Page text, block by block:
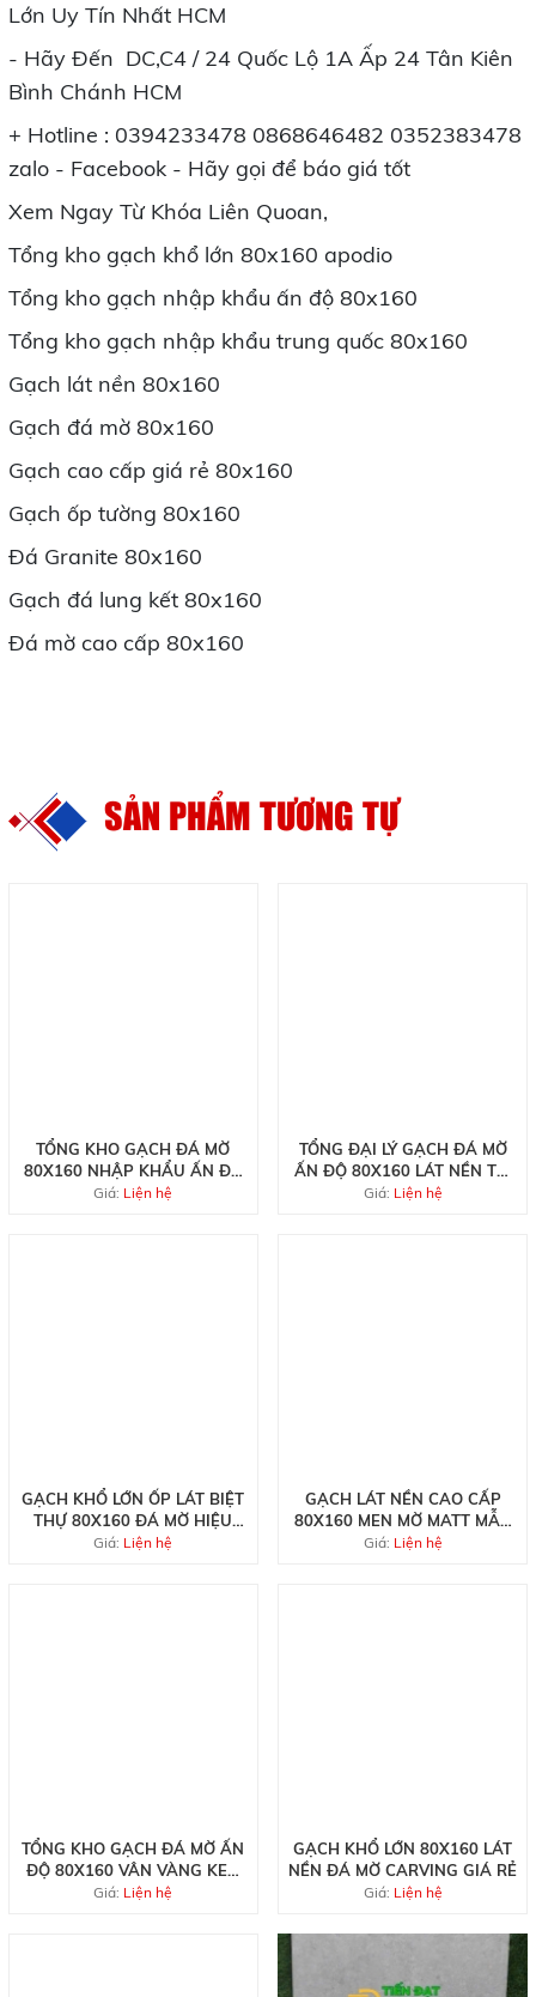
Lớn Uy Tín Nhất HCM
- Hãy Đến DC,C4 / 24 Quốc Lộ 1A Ấp 24 Tân Kiên
Bình Chánh HCM
+ Hotline : 0394233478 0868646482 0352383478
zalo - Facebook - Hãy gọi để báo giá tốt
Xem Ngay Từ Khóa Liên Quoan,
Tổng kho gạch khổ lớn 80x160 apodio
Tổng kho gạch nhập khẩu ấn độ 80x160
Tổng kho gạch nhập khẩu trung quốc 80x160
Gạch lát nền 80x160
Gạch đá mờ 80x160
Gạch cao cấp giá rẻ 80x160
Gạch ốp tường 80x160
Đá Granite 80x160
Gạch đá lung kết 80x160
Đá mờ cao cấp 80x160
SẢN PHẨM TƯƠNG TỰ
TỔNG KHO GẠCH ĐÁ MỜ
80X160 NHẬP KHẨU ẤN ĐỘ
LỚN HCM
Giá: Liện hệ
TỔNG ĐẠI LÝ GẠCH ĐÁ MỜ
ẤN ĐỘ 80X160 LÁT NỀN TẠI
QUẬN 5
Giá: Liện hệ
GẠCH KHỔ LỚN ỐP LÁT BIỆT
THỰ 80X160 ĐÁ MỜ HIỆU
ỨNG CARVING
Giá: Liện hệ
GẠCH LÁT NỀN CAO CẤP
80X160 MEN MỜ MATT MẪU
MỚI
Giá: Liện hệ
TỔNG KHO GẠCH ĐÁ MỜ ẤN
ĐỘ 80X160 VÂN VÀNG KEM
MỚI NHẤT
Giá: Liện hệ
GẠCH KHỔ LỚN 80X160 LÁT
NỀN ĐÁ MỜ CARVING GIÁ RẺ
Giá: Liện hệ